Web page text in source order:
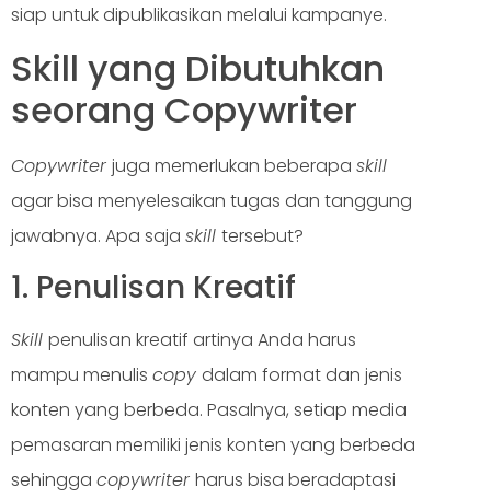
siap untuk dipublikasikan melalui kampanye.
Skill yang Dibutuhkan
seorang Copywriter
Copywriter juga memerlukan beberapa skill
agar bisa menyelesaikan tugas dan tanggung
jawabnya. Apa saja skill tersebut?
1. Penulisan Kreatif
Skill penulisan kreatif artinya Anda harus
mampu menulis copy dalam format dan jenis
konten yang berbeda. Pasalnya, setiap media
pemasaran memiliki jenis konten yang berbeda
sehingga copywriter harus bisa beradaptasi